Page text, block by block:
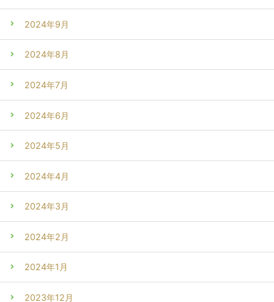
2024年9月
2024年8月
2024年7月
2024年6月
2024年5月
2024年4月
2024年3月
2024年2月
2024年1月
2023年12月